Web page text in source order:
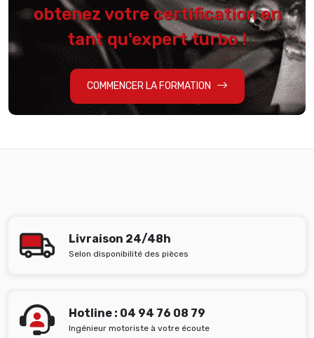
obtenez votre certification en
tant qu'expert turbo !
COMMENCER LA FORMATION
Livraison 24/48h
Selon disponibilité des pièces
Hotline : 04 94 76 08 79
Ingénieur motoriste à votre écoute